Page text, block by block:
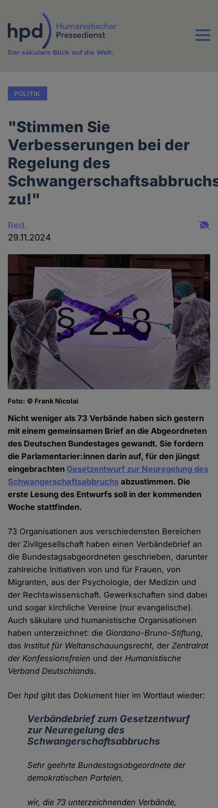
Inhalt
Menu
Der säkulare Blick auf die Welt.
POLITIK
"Stimmen Sie
Verbesserungen bei der
Regelung des
zu!"
Red.
29.11.2024
Foto: © Frank Nicolai
Nicht weniger als 73 Verbände haben sich gestern
mit einem gemeinsamen Brief an die Abgeordneten
des Deutschen Bundestages gewandt. Sie fordern
die Parlamentarier:innen darin auf, für den jüngst
eingebrachten Gesetzentwurf zur Neuregelung des
Schwangerschaftsabbruchs abzustimmen. Die
erste Lesung des Entwurfs soll in der kommenden
Woche stattfinden.
73 Organisationen aus verschiedensten Bereichen
der Zivilgesellschaft haben einen Verbändebrief an
die Bundestagsabgeordneten geschrieben, darunter
zahlreiche Initiativen von und für Frauen, von
Migranten, aus der Psychologie, der Medizin und
der Rechtswissenschaft. Gewerkschaften sind dabei
und sogar kirchliche Vereine (nur evangelische).
Auch säkulare und humanistische Organisationen
haben unterzeichnet: die Giordano-Bruno-Stiftung,
dasInstitut für Weltanschauungsrecht, derZentralrat
der Konfessionsfreien und derHumanistische
Verband Deutschlands.
Derhpd gibt das Dokument hier im Wortlaut wieder:
Verbändebrief zum Gesetzentwurf
zur Neuregelung des
Schwangerschaftsabbruchs
Sehr geehrte Bundestagsabgeordnete der
demokratischen Parteien,
wir, die 73 unterzeichnenden Verbände,